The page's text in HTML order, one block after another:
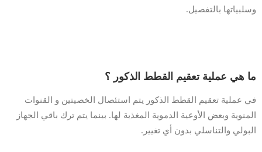
وسلبياتها بالتفصيل.
ما هي عملية تعقيم القطط الذكور ؟
في عملية تعقيم القطط الذكور يتم استئصال الخصيتين و القنوات
المنوية وبعض الأوعية الدموية المغذية لها. بينما يتم ترك باقي الجهاز
البولي والتناسلي بدون أي تغيير.